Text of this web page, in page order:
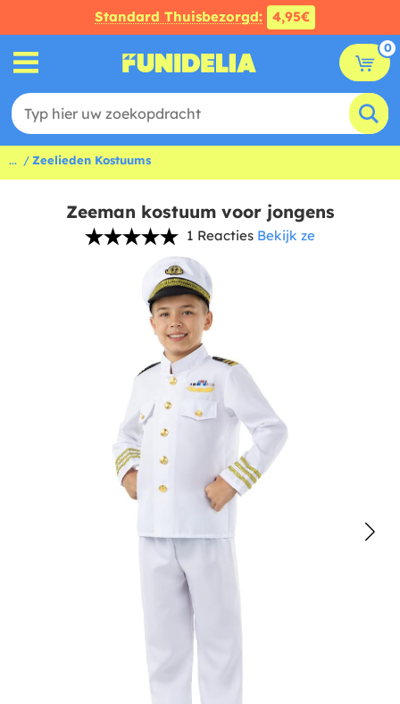
Standard Thuisbezorgd: 4,95€
0
... Zeelieden Kostuums
Zeeman kostuum voor jongens
1 Reacties Bekijk ze